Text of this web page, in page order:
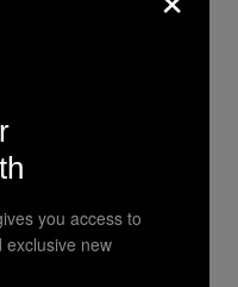
έψαχνα σπίτι
δύο
σε ένα
μπροστά
οποίους
δεν με
τότε. Αυτό
you access to
exclusive new